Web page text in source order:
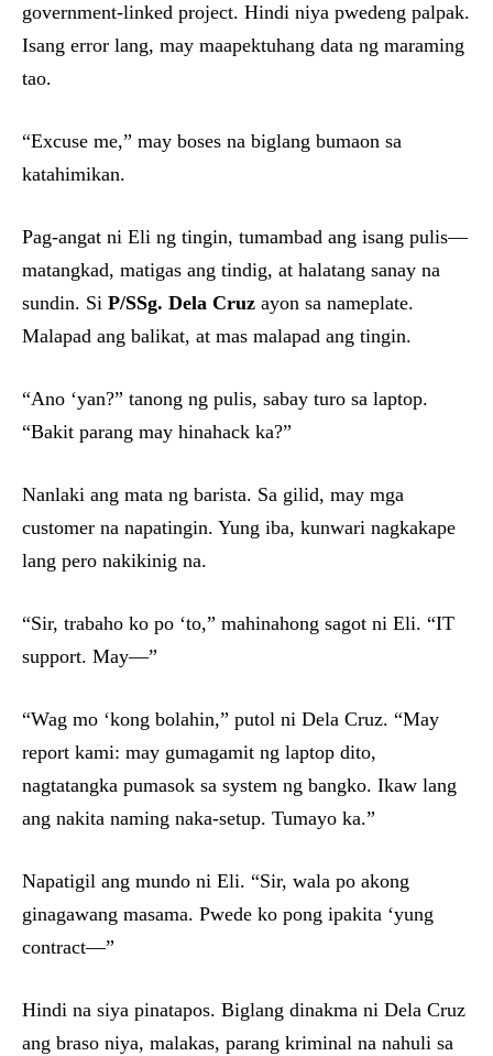
government-linked project. Hindi niya pwedeng palpak.
Isang error lang, may maapektuhang data ng maraming
tao.
“Excuse me,” may boses na biglang bumaon sa
katahimikan.
Pag-angat ni Eli ng tingin, tumambad ang isang pulis—
matangkad, matigas ang tindig, at halatang sanay na
sundin. Si P/SSg. Dela Cruz ayon sa nameplate.
Malapad ang balikat, at mas malapad ang tingin.
“Ano ‘yan?” tanong ng pulis, sabay turo sa laptop.
“Bakit parang may hinahack ka?”
Nanlaki ang mata ng barista. Sa gilid, may mga
customer na napatingin. Yung iba, kunwari nagkakape
lang pero nakikinig na.
“Sir, trabaho ko po ‘to,” mahinahong sagot ni Eli. “IT
support. May—”
“Wag mo ‘kong bolahin,” putol ni Dela Cruz. “May
report kami: may gumagamit ng laptop dito,
nagtatangka pumasok sa system ng bangko. Ikaw lang
ang nakita naming naka-setup. Tumayo ka.”
Napatigil ang mundo ni Eli. “Sir, wala po akong
ginagawang masama. Pwede ko pong ipakita ‘yung
contract—”
Hindi na siya pinatapos. Biglang dinakma ni Dela Cruz
ang braso niya, malakas, parang kriminal na nahuli sa